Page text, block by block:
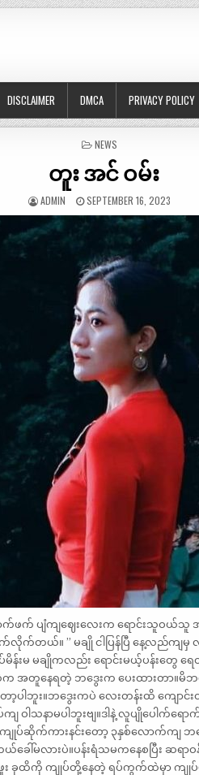
DISCLAIMER DMCA PRIVACY POLICY
POSTED
NEWS
တူး အင် ဝမ်း
ADMIN SEPTEMBER 16, 2023
ောက်ဖက် ပျံကျဈေးလေးက ရောင်းသူဝယ်
လိုက်တယ်။ ” မချို ငါပြန်ပြီ နေ့လည်ကျမှ
မိန်းမ မချိုကလည်း ရောင်းမယ့်ပန်းတွေ
ထဲက အတူနေရတဲ့ ဘဒွေးက ပေးထားတာ
ါဘူး။ဘဒွေးကပဲ လေးတန်းထိ ကျောင်းထ
ါသနာမပါဘူးဗျ။ဒါနဲ့ လူပျိုပေါက်ရေ
ကျုပ်ဆိုက်ကားနင်းတော့ ၃နှစ်လောက်ကျ
ခေါ်မလားပဲ။ပန်းရံသမကနေစပြီး ဆ
ထိကို ကျုပ်တို့နေတဲ့ ရပ်ကွက်ထဲမှာ ကျုပ်မိန်း